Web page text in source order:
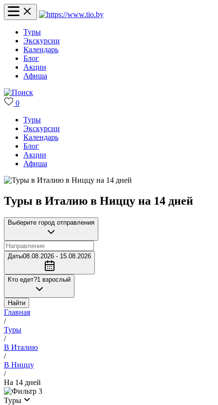
Туры
Экскурсии
Календарь
Блог
Акции
Афиша
0
Туры
Экскурсии
Календарь
Блог
Акции
Афиша
Туры в Италию в Ниццу на 14 дней
Выберите город отправления
Даты08.08.2026 - 15.08.2026
Кто едет?1 взрослый
Найти
Главная
/
Туры
/
В Италию
/
В Ниццу
/
На 14 дней
3
Туры